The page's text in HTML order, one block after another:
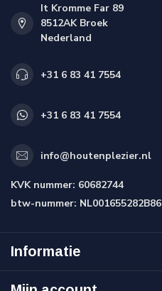
It Kromme Far 89
8512AK Broek
Nederland
+31 6 83 41 7554
+31 6 83 41 7554
info@houtenplezier.nl
KVK nummer: 60682744
btw-nummer: NL001655282B86
Informatie